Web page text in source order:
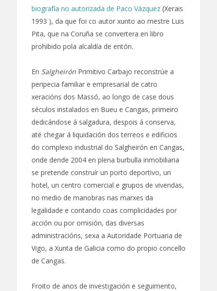
biografía no autorizada de Paco Vázquez(Xerais
1993 ), da que foi co autor xunto ao mestre Luis
Pita, que na Coruña se convertera en libro
prohibido pola alcaldía de entón.
En SalgheirónPrimitivo Carbajo reconstrúe a
peripecia familiar e empresarial de catro
xeracións dos Massó, ao longo de case dous
séculos instalados en Bueu e Cangas, primeiro
dedicándose á salgadura, despois á conserva,
até chegar á liquidación dos terreos e edificios
do complexo industrial do Salgheirón en Cangas,
onde dende 2004 en plena burbulla inmobiliaria
se pretende construír un porto deportivo, un
hotel, un centro comercial e grupos de vivendas,
no medio de manobras nas marxes da
legalidade e contando coas complicidades por
acción ou por omisión, das diversas
administracións, sexa a Autoridade Portuaria de
Vigo, a Xunta de Galicia como do propio concello
de Cangas.
Froito de anos de investigación e seguimento,